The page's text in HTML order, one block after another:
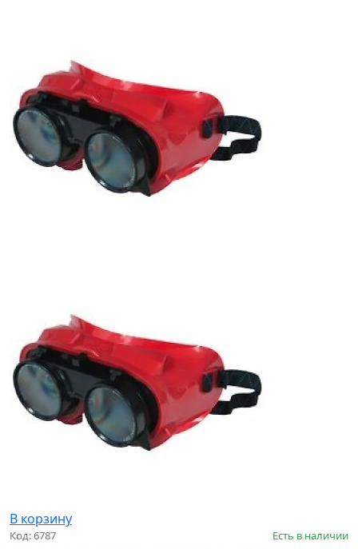
В корзину
Код: 6787 Есть в наличии